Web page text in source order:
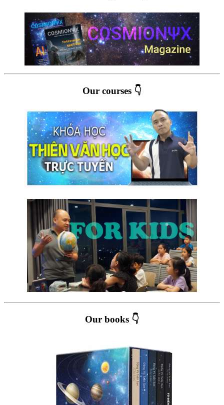
Our courses 👇
Our books 👇